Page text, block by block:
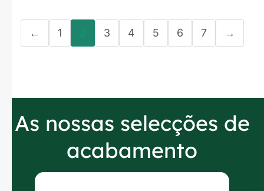
← 1 3 4 5 6 7 →
As nossas selecções de
acabamento